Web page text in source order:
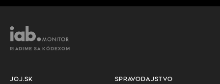
RIADIME SA KÓDEXOM
JOJ.SK SPRAVODAJSTVO